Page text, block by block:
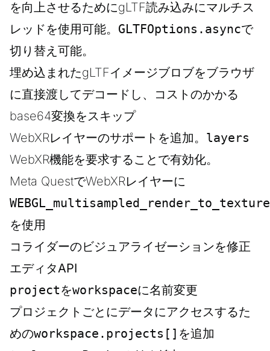
を向上させるためにgLTF読み込みにマルチス
レッドを使用可能。 GLTFOptions.asyncで
切り替え可能。
埋め込まれたgLTFイメージブロブをブラウザ
に直接渡してデコードし、コストのかかる
base64変換をスキップ
WebXRレイヤーのサポートを追加。 layers
WebXR機能を要求することで有効化。
Meta QuestでWebXRレイヤーに
WEBGL_multisampled_render_to_texture
を使用
コライダーのビジュアライゼーションを修正
エディタAPI
projectをworkspaceに名前変更
プロジェクトごとにデータにアクセスするた
めのworkspace.projects[] を追加